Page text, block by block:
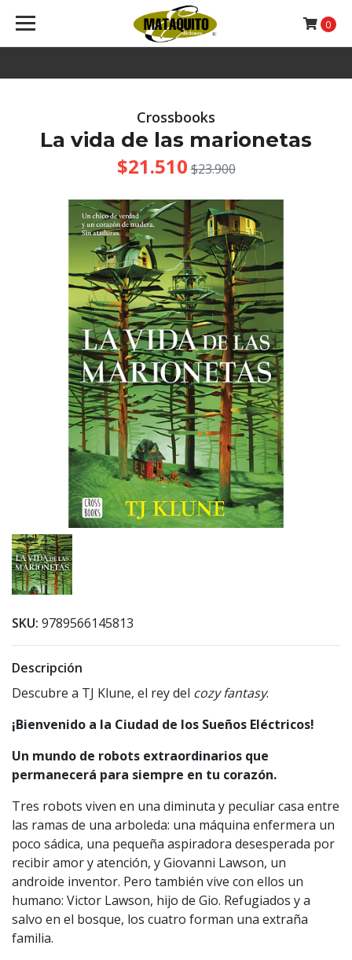
0
Crossbooks
La vida de las marionetas
$21.510 $23.900
SKU: 9789566145813
Descripción
Descubre a TJ Klune, el rey del cozy fantasy.
¡Bienvenido a la Ciudad de los Sueños Eléctricos!
Un mundo de robots extraordinarios que
permanecerá para siempre en tu corazón.
Tres robots viven en una diminuta y peculiar casa entre
las ramas de una arboleda: una máquina enfermera un
poco sádica, una pequeña aspiradora desesperada por
recibir amor y atención, y Giovanni Lawson, un
androide inventor. Pero también vive con ellos un
humano: Victor Lawson, hijo de Gio. Refugiados y a
salvo en el bosque, los cuatro forman una extraña
familia.